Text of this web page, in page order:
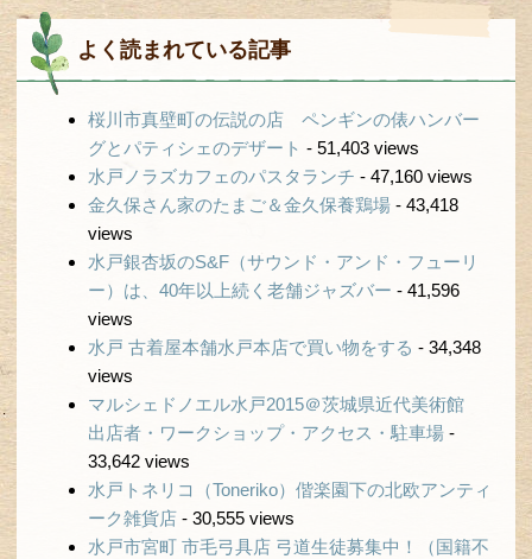
よく読まれている記事
桜川市真壁町の伝説の店 ペンギンの俵ハンバー
グとパティシェのデザート - 51,403 views
水戸ノラズカフェのパスタランチ - 47,160 views
金久保さん家のたまご＆金久保養鶏場 - 43,418
views
水戸銀杏坂のS&F（サウンド・アンド・フューリ
ー）は、40年以上続く老舗ジャズバー - 41,596
views
水戸 古着屋本舗水戸本店で買い物をする - 34,348
views
マルシェドノエル水戸2015＠茨城県近代美術館
出店者・ワークショップ・アクセス・駐車場 -
33,642 views
水戸トネリコ（Toneriko）偕楽園下の北欧アンティ
ーク雑貨店 - 30,555 views
水戸市宮町 市毛弓具店 弓道生徒募集中！（国籍不